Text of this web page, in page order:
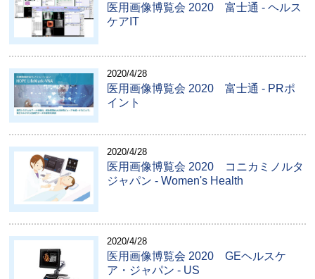
医用画像博覧会 2020 富士通 - ヘルス
ケアIT
2020/4/28
医用画像博覧会 2020 富士通 - PRポ
イント
2020/4/28
医用画像博覧会 2020 コニカミノルタ
ジャパン - Women's Health
2020/4/28
医用画像博覧会 2020 GEヘルスケ
ア・ジャパン - US